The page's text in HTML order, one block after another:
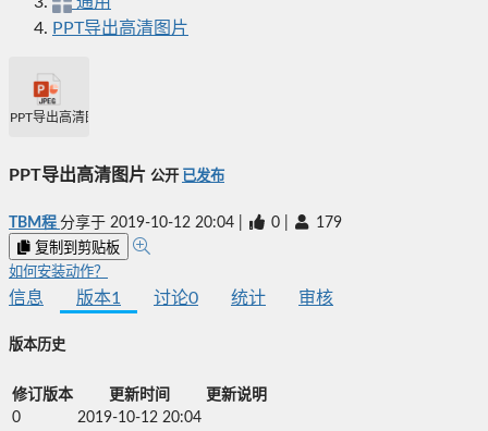
PPT导出高清图片
PPT导出高清图片
PPT导出高清图片 公开 已发布
TBM程 分享于 2019-10-12 20:04 0 179
复制到剪贴板
如何安装动作？
信息 版本1 讨论0 统计 审核
版本历史
修订版本 更新时间
更新说明
0
2019-10-12 20:04